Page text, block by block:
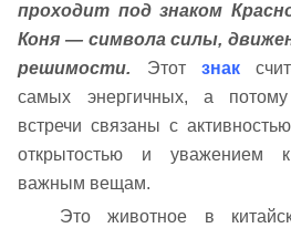
проходит под знаком
Коня — символа силы,
решимости. Этот знак
самых энергичных, а
встречи связаны с
открытостью и уважением
важным вещам.
Это животное в